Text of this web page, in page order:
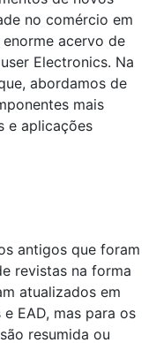
no comércio em
acervo de
Electronics. Na
abordamos de
mais
e aplicações
antigos que foram
revistas na forma
atualizados em
EAD, mas para os
resumida ou